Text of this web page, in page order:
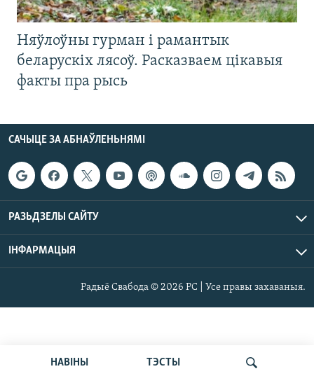
НАВІНЫ ТЭСТЫ
Няўлоўны гурман і рамантык
беларускіх лясоў. Расказваем цікавыя
факты пра рысь
САЧЫЦЕ ЗА АБНАЎЛЕНЬНЯМІ
РАЗЬДЗЕЛЫ САЙТУ
ІНФАРМАЦЫЯ
Радыё Свабода © 2026 РС | Усе правы захаваныя.